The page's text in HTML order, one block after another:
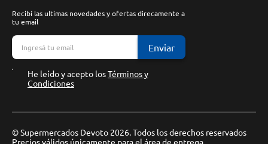
Recibí las ultimas novedades y ofertas direcamente a
tu email
Enviar
He leído y acepto losTérminos y
Condiciones
© Supermercados Devoto 2026. Todos los derechos reservados
Precios válidos únicamente para el área de entrega.